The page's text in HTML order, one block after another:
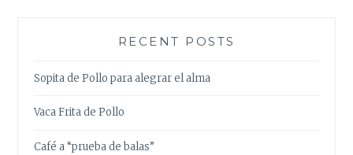
RECENT POSTS
Sopita de Pollo para alegrar el alma
Vaca Frita de Pollo
Café a “prueba de balas”